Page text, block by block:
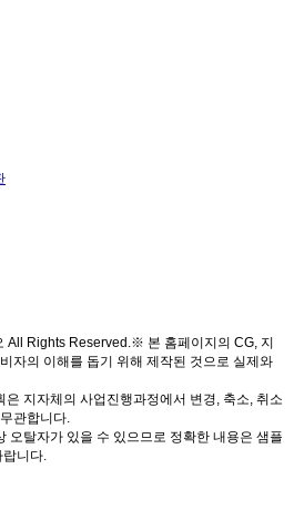
All Rights Reserved.※ 본 홈페이지의 CG, 지
자의 이해를 돕기 위해 제작된 것으로 실제와
지자체의 사업진행과정에서 변경, 축소, 취소
관합니다.
오탈자가 있을 수 있으므로 정확한 내용은 샘플
랍니다.